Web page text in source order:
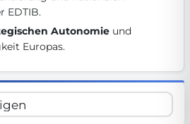
Join us to advance digital democracy
your skills in technology, design,
Help us strengthen accountability
EDTIB.
Autonomie und
Europas.